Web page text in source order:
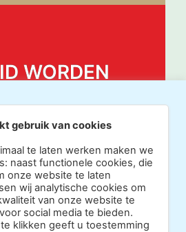
WORDEN
gebruik van cookies
te laten werken maken we
naast functionele cookies, die
onze website te laten
wij analytische cookies om
van onze website te
social media te bieden.
te klikken geeft u toestemming